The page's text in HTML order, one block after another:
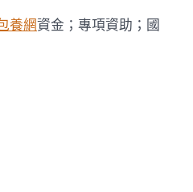
養網資金；專項資助；國